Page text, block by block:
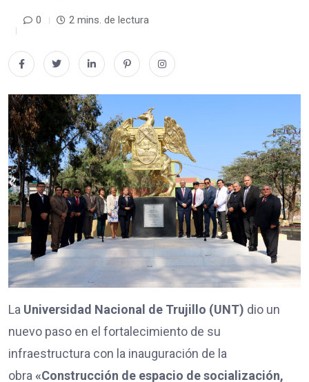
0 2 mins. de lectura
La Universidad Nacional de Trujillo (UNT) dio un
nuevo paso en el fortalecimiento de su
infraestructura con la inauguración de la
obra «Construcción de espacio de socialización,